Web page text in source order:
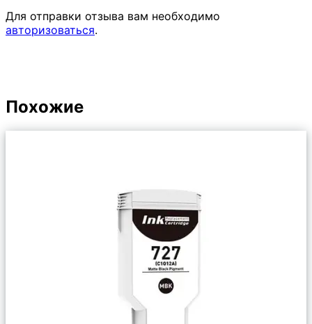
Для отправки отзыва вам необходимо
авторизоваться.
Похожие